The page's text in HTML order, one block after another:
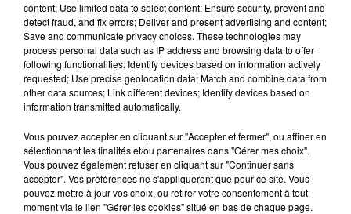
5 août 2026
Casting de Woof : l'Euro-Métropole de Metz part à la recherche de...
4 août 2026
Officiel : Gauthier Hein quitte le FC Metz pour l'OGC Nice
4 août 2026
Officiel : le lac de Madine reporte son feu d’artifice
4 août 2026
Eclipse Solaire du 12 août : où voir ce phénomène en Lorraine ?
31 juillet 2026
Chalets de Noël solidaires : la ville de Metz lance un appel à...
31 juillet 2026
Vosges : les feux d’artifice de Gérardmer sont annulés
content; Use limited data to select content; Ensure security, prevent and
detect fraud, and fix errors; Deliver and present advertising and content;
Save and communicate privacy choices. These technologies may
process personal data such as IP address and browsing data to offer
following functionalities: Identify devices based on information actively
requested; Use precise geolocation data; Match and combine data from
other data sources; Link different devices; Identify devices based on
information transmitted automatically.
Vous pouvez accepter en cliquant sur "Accepter et fermer", ou affiner en
sélectionnant les finalités et/ou partenaires dans "Gérer mes choix".
Vous pouvez également refuser en cliquant sur "Continuer sans
accepter". Vos préférences ne s'appliqueront que pour ce site. Vous
pouvez mettre à jour vos choix, ou retirer votre consentement à tout
moment via le lien "Gérer les cookies" situé en bas de chaque page.